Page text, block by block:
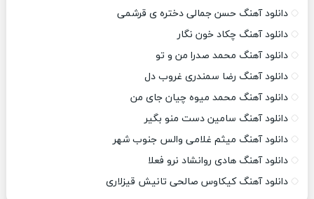
دانلود آهنگ حسن جمالی دختره ی قرشمی
دانلود آهنگ چکاد خون نگار
دانلود آهنگ محمد صدرا من و تو
دانلود آهنگ رضا سمندری غروب دل
دانلود آهنگ محمد میوه چیان جای من
دانلود آهنگ سامین دست منو بگیر
دانلود آهنگ میثم غلامی والس جنوب شهر
دانلود آهنگ هادی روانشاد نرو فعلا
دانلود آهنگ کیکاوس صالحی تانیش قیزلاری